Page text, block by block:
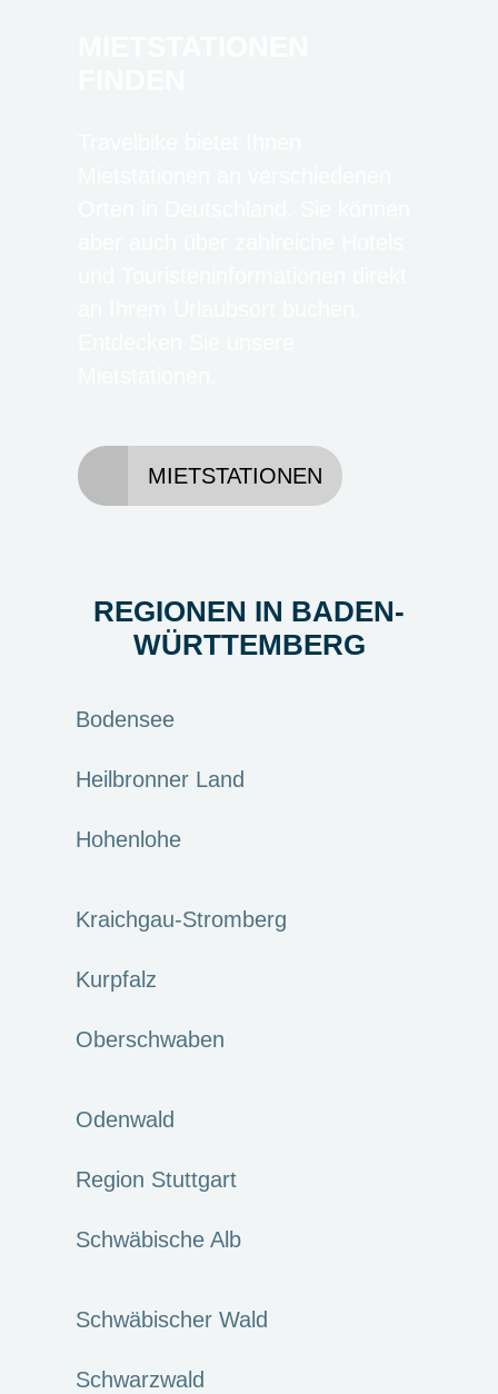
MIETSTATIONEN
REGIONEN IN BADEN-
WÜRTTEMBERG
Bodensee
Heilbronner Land
Hohenlohe
Kraichgau-Stromberg
Kurpfalz
Oberschwaben
Odenwald
Region Stuttgart
Schwäbische Alb
Schwäbischer Wald
Schwarzwald